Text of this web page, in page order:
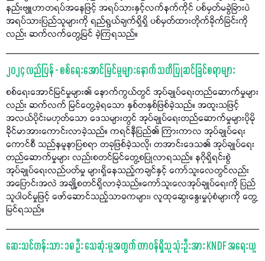
နည်းဗျူဟာတရပ်အနေဖြင့် အရပ်သားနှင့်လက်နက်ကိုင် ပစ်မှတ်မခွဲခြားပဲ
အရပ်သားပြည်သူများကို ရည်ရွယ်ချက်ရှိရှိ ပစ်မှတ်ထားတိုက်ခိုက်ခြင်းကို
လည်း ဆက်လက်တွေ့မြင် ခဲ့ကြရသည်။
၂၀၂၄ လည်ပြန် - စစ်ရေးအောင်မြင်မှုများနောက် သတိပြုဆင်ခြင်စရာများ
စစ်ရေးအောင်မြင်မှုများ၏ နောက်ကွယ်တွင် အုပ်ချုပ်ရေးတည်ဆောက်မှုများ
လည်း ဆက်လက် မြင်တွေ့ခဲ့ရသော နှစ်တနှစ်ဖြစ်ခဲ့သည်။ အထူးသဖြင့်
အလယ်ပိုင်းမဟုတ်သော ဒေသများတွင် အုပ်ချုပ်ရေးတည်ဆောက်မှုများပိုမို
ခိုင်မာအားကောင်းလာခဲ့သည်။ ကရင်နီပြည်၏ ကြားကာလ အုပ်ချုပ်ရေး
ကောင်စီ သည်နမူနာပြစရာ တခုဖြစ်ခဲ့သလို၊ တအာင်းဒေသ၏ အုပ်ချုပ်ရေး
တည်ဆောက်မှုများ လည်းစတင်မြင်တွေ့စပြုလာရသည်။ နဂိုရှိရင်းစွဲ
အုပ်ချုပ်ရေးလည်ပတ်မှု များရှိနေသည့်ကချင်နှင့် ကော်သူးလေတွင်လည်း
အပြောင်းအလဲ အချို့စတင်ရှိလာခဲ့သည်။ကော်သူးလေအုပ်ချုပ်ရေးကို ပြည်
သူပါဝင်မှုဖြင့် ဖော်ဆောင်သည့်သာဓကများ၊ လူထုဆွေးနွေးမှုပုံစံများကို တွေ့
မြင်ရသည်။
ဆေးသင်တန်းသား ၁၈ ဦး သေဆုံးမှုအတွက် တာဝန်ရှိသူ သုံးဦးအား KNDF အရေးယူ